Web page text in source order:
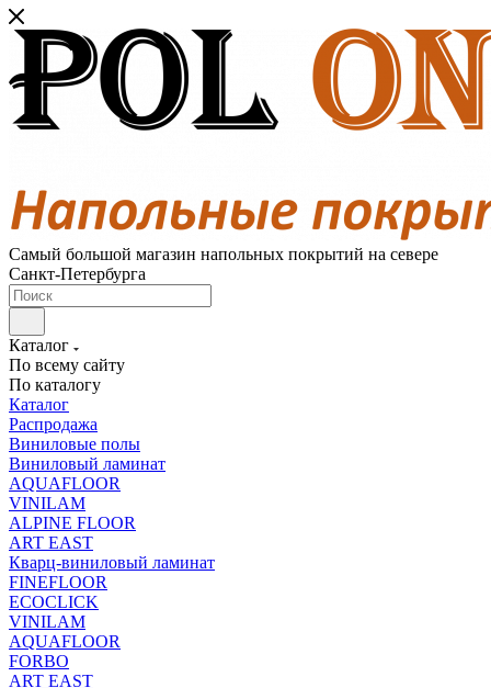
Самый большой магазин напольных покрытий на севере
Санкт-Петербурга
Каталог
По всему сайту
По каталогу
Каталог
Распродажа
Виниловые полы
Виниловый ламинат
AQUAFLOOR
VINILAM
ALPINE FLOOR
ART EAST
Кварц-виниловый ламинат
FINEFLOOR
ECOCLICK
VINILAM
AQUAFLOOR
FORBO
ART EAST